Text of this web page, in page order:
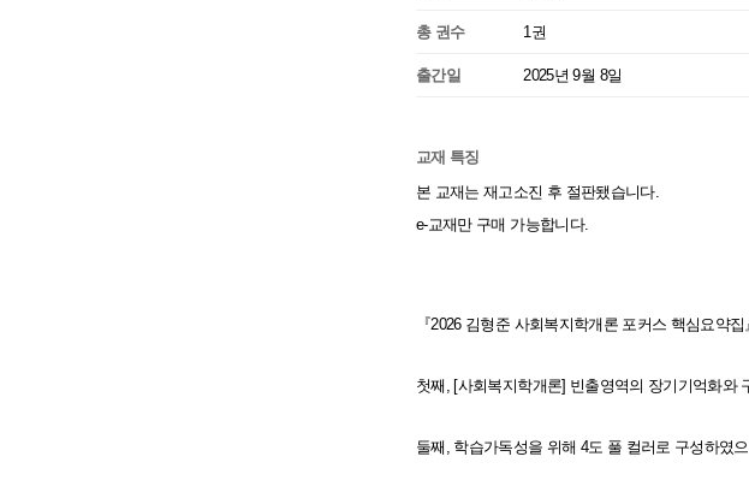
총 권수 1권
출간일 2025년 9월 8일
교재 특징
본 교재는 재고소진 후 절판됐습니다.
e-교재만 구매 가능합니다.
『2026 김형준 사회복지학개론 포커스 핵심요약
첫째, [사회복지학개론] 빈출영역의 장기기억화와
둘째, 학습가독성을 위해 4도 풀 컬러로 구성하였